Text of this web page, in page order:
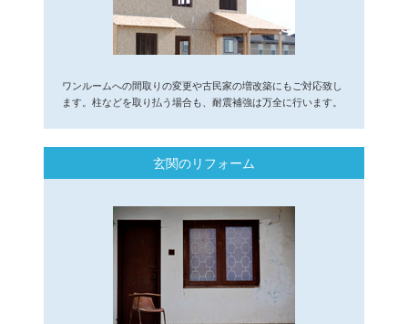
ワンルームへの間取りの変更や古民家の増改築にもご対応致し
ます。柱などを取り払う場合も、耐震補強は万全に行います。
玄関のリフォーム